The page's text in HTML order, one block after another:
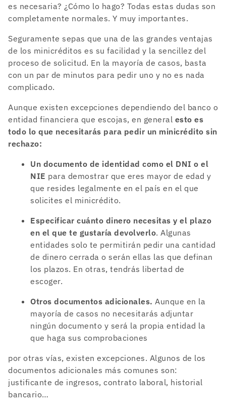
es necesaria? ¿Cómo lo hago? Todas estas dudas son
completamente normales. Y muy importantes.
Seguramente sepas que una de las grandes ventajas
de los minicréditos es su facilidad y la sencillez del
proceso de solicitud. En la mayoría de casos, basta
con un par de minutos para pedir uno y no es nada
complicado.
Aunque existen excepciones dependiendo del banco o
entidad financiera que escojas, en general esto es
todo lo que necesitarás para pedir un minicrédito sin
rechazo:
Un documento de identidad como el DNI o el
NIE para demostrar que eres mayor de edad y
que resides legalmente en el país en el que
solicites el minicrédito.
Especificar cuánto dinero necesitas y el plazo
en el que te gustaría devolverlo. Algunas
entidades solo te permitirán pedir una cantidad
de dinero cerrada o serán ellas las que definan
los plazos. En otras, tendrás libertad de
escoger.
Otros documentos adicionales. Aunque en la
mayoría de casos no necesitarás adjuntar
ningún documento y será la propia entidad la
que haga sus comprobaciones
por otras vías, existen excepciones. Algunos de los
documentos adicionales más comunes son:
justificante de ingresos, contrato laboral, historial
bancario…